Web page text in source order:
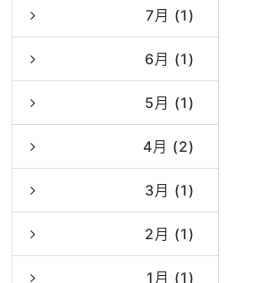
7月 (1)
6月 (1)
5月 (1)
4月 (2)
3月 (1)
2月 (1)
1月 (1)